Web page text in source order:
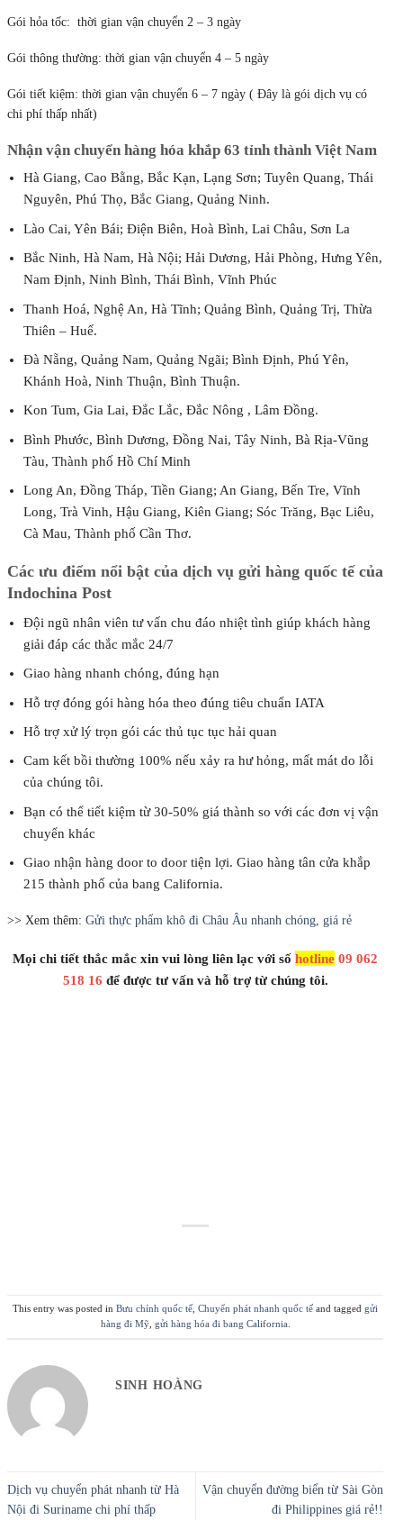
Gói hỏa tốc: thời gian vận chuyển 2 – 3 ngày
Gói thông thường: thời gian vận chuyển 4 – 5 ngày
Gói tiết kiệm: thời gian vận chuyển 6 – 7 ngày ( Đây là gói dịch vụ có
chi phí thấp nhất)
Nhận vận chuyển hàng hóa khắp 63 tỉnh thành Việt Nam
Hà Giang, Cao Bằng, Bắc Kạn, Lạng Sơn; Tuyên Quang, Thái
Nguyên, Phú Thọ, Bắc Giang, Quảng Ninh.
Lào Cai, Yên Bái; Điện Biên, Hoà Bình, Lai Châu, Sơn La
Bắc Ninh, Hà Nam, Hà Nội; Hải Dương, Hải Phòng, Hưng Yên,
Nam Định, Ninh Bình, Thái Bình, Vĩnh Phúc
Thanh Hoá, Nghệ An, Hà Tĩnh; Quảng Bình, Quảng Trị, Thừa
Thiên – Huế.
Đà Nẵng, Quảng Nam, Quảng Ngãi; Bình Định, Phú Yên,
Khánh Hoà, Ninh Thuận, Bình Thuận.
Kon Tum, Gia Lai, Đắc Lắc, Đắc Nông , Lâm Đồng.
Bình Phước, Bình Dương, Đồng Nai, Tây Ninh, Bà Rịa-Vũng
Tàu, Thành phố Hồ Chí Minh
Long An, Đồng Tháp, Tiền Giang; An Giang, Bến Tre, Vĩnh
Long, Trà Vinh, Hậu Giang, Kiên Giang; Sóc Trăng, Bạc Liêu,
Cà Mau, Thành phố Cần Thơ.
Các ưu điểm nổi bật của dịch vụ gửi hàng quốc tế của
Indochina Post
Đội ngũ nhân viên tư vấn chu đáo nhiệt tình giúp khách hàng
giải đáp các thắc mắc 24/7
Giao hàng nhanh chóng, đúng hạn
Hỗ trợ đóng gói hàng hóa theo đúng tiêu chuẩn IATA
Hỗ trợ xử lý trọn gói các thủ tục tục hải quan
Cam kết bồi thường 100% nếu xảy ra hư hỏng, mất mát do lỗi
của chúng tôi.
Bạn có thể tiết kiệm từ 30-50% giá thành so với các đơn vị vận
chuyển khác
Giao nhận hàng door to door tiện lợi. Giao hàng tân cửa khắp
215 thành phố của bang California.
>> Xem thêm: Gửi thực phẩm khô đi Châu Âu nhanh chóng, giá rẻ
Mọi chi tiết thắc mắc xin vui lòng liên lạc với số hotline 09 062
518 16 để được tư vấn và hỗ trợ từ chúng tôi.
This entry was posted in Bưu chính quốc tế Chuyển phát nhanh quốc tế and tagged gửi
hàng đi Mỹ, gửi hàng hóa đi bang California
SINH HOÀNG
Dịch vụ chuyển phát nhanh từ Hà
Nội đi Suriname chi phí thấp
Vận chuyển đường biển từ Sài Gòn
đi Philippines giá rẻ!!